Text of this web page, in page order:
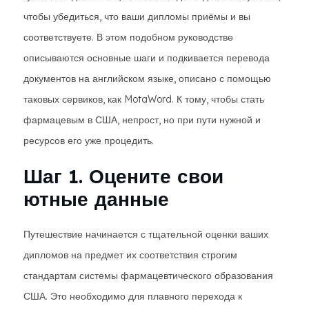
чтобы убедиться, что ваши дипломы приёмы и вы
соответствуете. В этом подобном руководстве
описываются основные шаги и подкивается перевода
документов на английском языке, описано с помощью
таковых сервиков, как MotaWord. К тому, чтобы стать
фармацевым в США, непрост, но при пути нужной и
ресурсов его уже процедить.
Шаг 1. Оцените свои
ютные данные
Путешествие начинается с тщательной оценки ваших
дипломов на предмет их соответствия строгим
стандартам системы фармацевтического образования
США. Это необходимо для плавного перехода к